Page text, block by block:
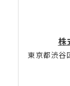
株
東京都渋谷